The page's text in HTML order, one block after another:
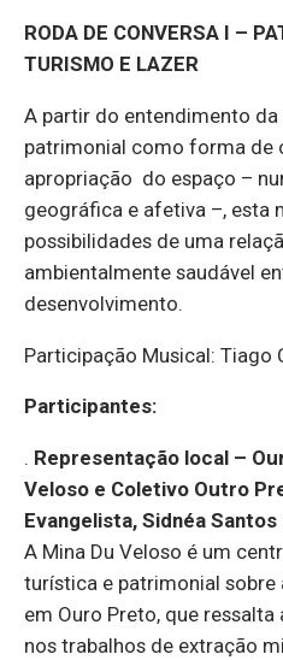
RODA DE CONVERSA I –
TURISMO E LAZER
A partir do entendimento
patrimonial como forma de
apropriação do espaço –
geográfica e afetiva –, esta
possibilidades de uma
ambientalmente saudável
desenvolvimento.
Participação Musical: Tiago
Participantes:
. Representação local –
Veloso e Coletivo Outro
Evangelista, Sidnéa
A Mina Du Veloso é um
turística e patrimonial sobre
em Ouro Preto, que
nos trabalhos de extração